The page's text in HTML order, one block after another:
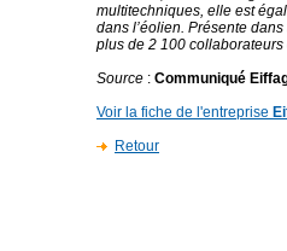
multitechniques, elle est
dans l’éolien. Présente
plus de 2 100 collaborateurs
Source : Communiqué
Voir la fiche de l'entreprise
Retour